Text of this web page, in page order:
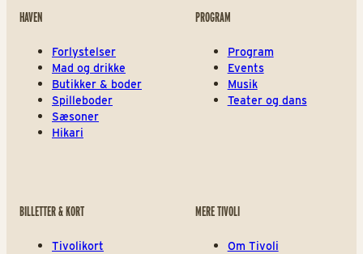
HAVEN
Forlystelser
Mad og drikke
Butikker & boder
Spilleboder
Sæsoner
Hikari
PROGRAM
Program
Events
Musik
Teater og dans
BILLETTER & KORT
Tivolikort
MERE TIVOLI
Om Tivoli